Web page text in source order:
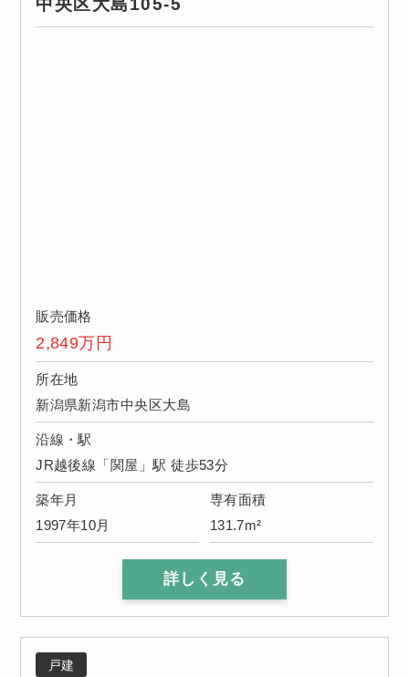
販売価格
2,849万円
所在地
新潟県新潟市中央区大島
沿線・駅
JR越後線「関屋」駅 徒歩53分
築年月
1997年10月
専有面積
131.7m²
詳しく見る
戸建